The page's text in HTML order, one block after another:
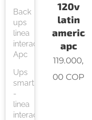
Back
ups
linea
interactiva
Apc
Ups
smart
-
linea
interactiva
120v
latin
america
apc
119.000,
00 COP